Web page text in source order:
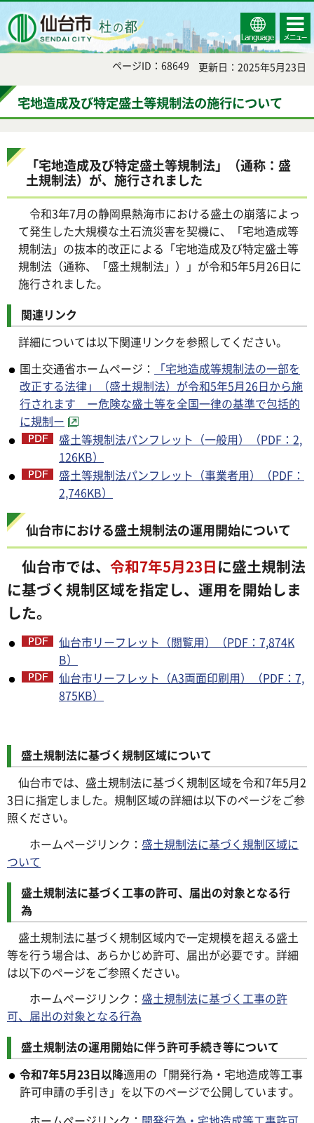
Select
Language
コンテ
ンツメ
ニュー
ページID：68649 更新日：2025年5月23日
宅地造成及び特定盛土等規制法の施行について
「宅地造成及び特定盛土等規制法」（通称：盛
土規制法）が、施行されました
令和3年7月の静岡県熱海市における盛土の崩落によっ
て発生した大規模な土石流災害を契機に、「宅地造成等
規制法」の抜本的改正による「宅地造成及び特定盛土等
規制法（通称、「盛土規制法」）」が令和5年5月26日に
施行されました。
関連リンク
詳細については以下関連リンクを参照してください。
国土交通省ホームページ：
「宅地造成等規制法の一部を
改正する法律」（盛土規制法）が令和5年5月26日から施
行されます ー危険な盛土等を全国一律の基準で包括的
に規制ー
盛土等規制法パンフレット（一般用）（PDF：2,
126KB）
盛土等規制法パンフレット（事業者用）（PDF：
2,746KB）
仙台市における盛土規制法の運用開始について
仙台市では、 令和7年5月23日に盛土規制法
に基づく 規制区域を指定し、運用を開始しま
した。
仙台市リーフレット（閲覧用）（PDF：7,874K
B）
仙台市リーフレット（A3両面印刷用）（PDF：7,
875KB）
盛土規制法に基づく規制区域について
仙台市では、盛土規制法に基づく規制区域を令和7年5月2
3日に指定しました。規制区域の詳細は以下のページをご参
照ください。
ホームページリンク： 盛土規制法に基づく規制区域に
ついて
盛土規制法に基づく工事の許可、届出の対象となる行
為
盛土規制法に基づく規制区域内で一定規模を超える盛土
等を行う場合は、あらかじめ許可、届出が必要です。詳細
は以下のページをご参照ください。
ホームページリンク： 盛土規制法に基づく工事の許
可、届出の対象となる行為
盛土規制法の運用開始に伴う許可手続き等について
令和7年5月23日以降適用の「開発行為・宅地造成等工事
許可申請の手引き」を以下のページで公開しています。